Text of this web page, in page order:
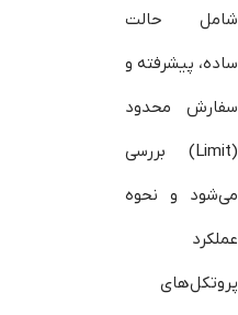
شامل حالت
ساده، پیشرفته و
سفارش محدود
(Limit) بررسی
می‌شود و نحوه
عملکرد
پروتکل‌های